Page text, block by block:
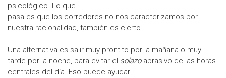
psicológico. Lo que
pasa es que los corredores no nos caracterizamos por
nuestra racionalidad, también es cierto.
Una alternativa es salir muy prontito por la mañana o muy
tarde por la noche, para evitar el solazoabrasivo de las horas
centrales del día. Eso puede ayudar.